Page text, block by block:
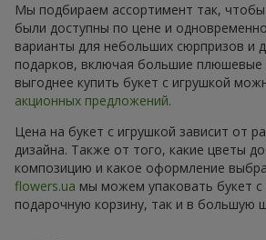
Мы подбираем ассортимент так, чтобы
были доступны по цене и
варианты для небольших сюрпризов и
подарков, включая большие плюшевые
выгоднее купить букет с игрушкой
акционных предложений.
Цена на букет с игрушкой зависит от
дизайна. Также от того, какие цветы
композицию и какое оформление
flowers.ua мы можем упаковать букет с
подарочную корзину, так и в большую